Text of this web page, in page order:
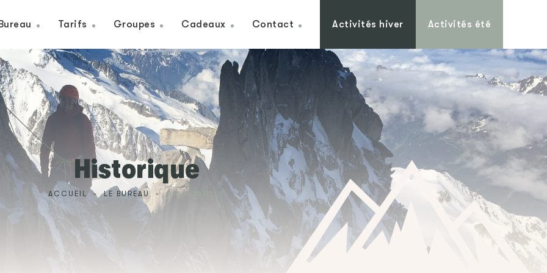
Tarifs Groupes Cadeaux Contact Activités hiver Activités été
Historique
ACCUEIL - LE BUREAU - HISTORIQUE